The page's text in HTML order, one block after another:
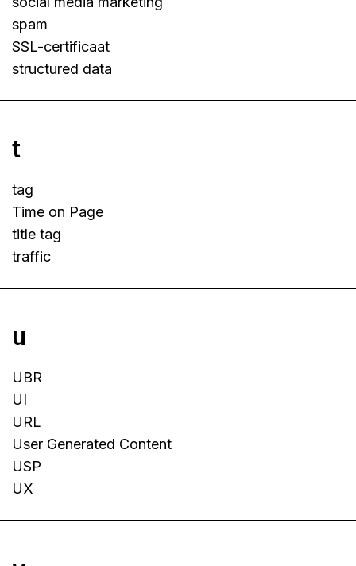
spam
SSL-certificaat
structured data
t
tag
Time on Page
title tag
traffic
u
UBR
UI
URL
User Generated Content
USP
UX